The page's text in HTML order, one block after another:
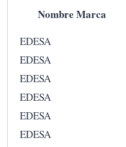
Nombre Marca
EDESA
EDESA
EDESA
EDESA
EDESA
EDESA